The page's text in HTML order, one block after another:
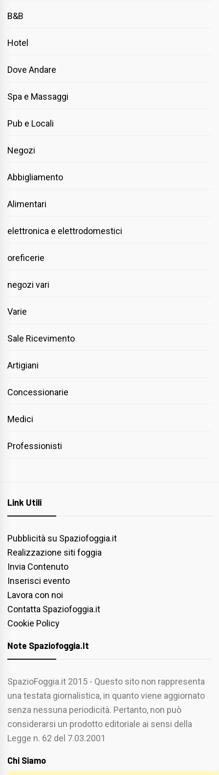
B&B
Hotel
Dove Andare
Spa e Massaggi
Pub e Locali
Negozi
Abbigliamento
Alimentari
elettronica e elettrodomestici
oreficerie
negozi vari
Varie
Sale Ricevimento
Artigiani
Concessionarie
Medici
Professionisti
Link Utili
Pubblicità su Spaziofoggia.it
Realizzazione siti foggia
Invia Contenuto
Inserisci evento
Lavora con noi
Contatta Spaziofoggia.it
Cookie Policy
Note Spaziofoggia.it
SpazioFoggia.it 2015 - Questo sito non rappresenta
una testata giornalistica, in quanto viene aggiornato
senza nessuna periodicità. Pertanto, non può
considerarsi un prodotto editoriale ai sensi della
Legge n. 62 del 7.03.2001
Chi Siamo